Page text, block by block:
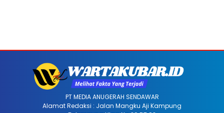
PT MEDIA ANUGERAH SENDAWAR
Alamat Redaksi : Jalan Mangku Aji Kampung